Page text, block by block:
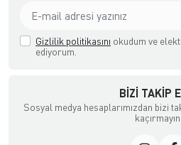
Gizlilik politikasını okudum ve
ediyorum.
BIZI TAKIP
Sosyal medya hesaplarımızdan bizi